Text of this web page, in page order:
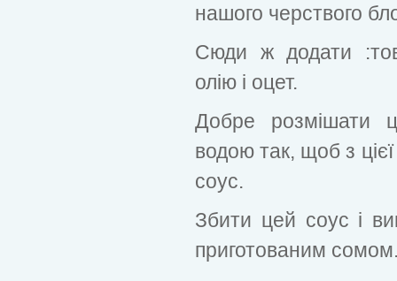
нашого черствого
Сюди ж додати
олію і оцет.
Добре розмішати
водою так, щоб з
соус.
Збити цей соус і
приготованим